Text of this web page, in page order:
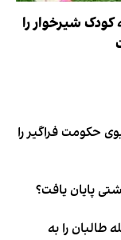
شیرخوار را
حکومت فراگیر را
پایان یافت؟
طالبان را به